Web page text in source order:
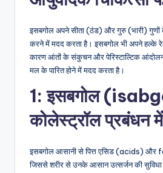
इसबगोल अपने सीता (ठंड) और गुरु (भारी) गुणों
करने में मदद करता है। इसबगोल भी अपने हल्के
कारण आंतों के संकुचन और पेरिस्टाल्टिक
मल के पारित होने में मदद करता है।
1: इसबगोल
कोलेस्ट्रॉल प्रबंधन
इसबगोल आसानी से पित्त एसिड (acids) और
जिससे शरीर से उनके आसान उत्सर्जन की सुविधा